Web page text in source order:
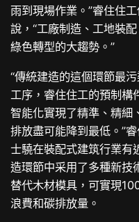
雨到現場作業。”睿住住
說，“工廠制造、工地裝
綠色轉型的大趨勢。”
“傳統建造的這個環節最
工序，睿住住工的預制構
智能化實現了精準、精細
排放盡可能降到最低。”
士驍在裝配式建筑行業有
造環節中采用了多種新技
替代木材模具，可實現
浪費和碳排放量。